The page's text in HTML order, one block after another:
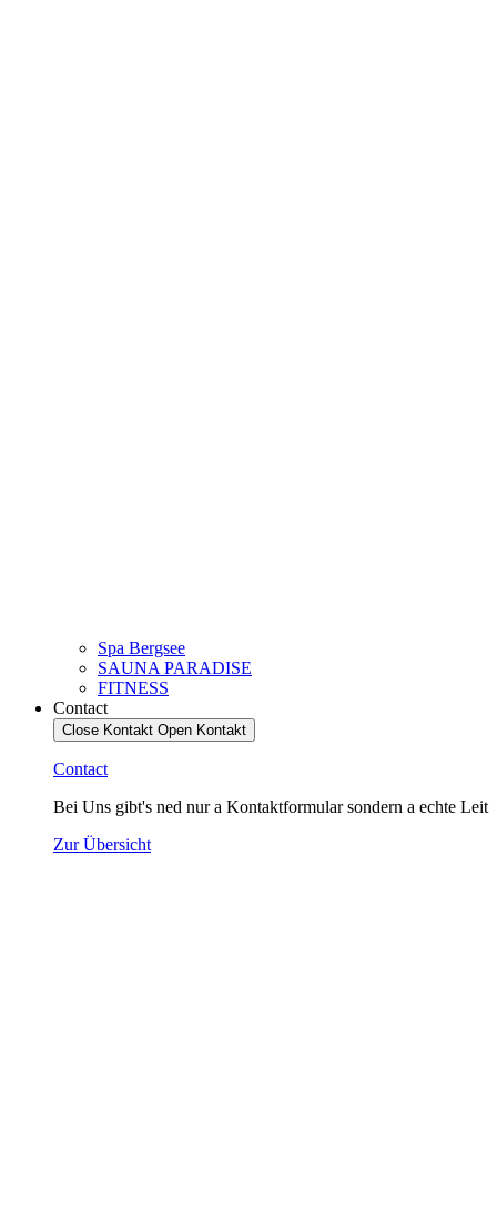
Spa Bergsee
SAUNA PARADISE
FITNESS
Contact
Close Kontakt Open Kontakt
Contact
Bei Uns gibt's ned nur a Kontaktformular sondern a echte Leit
Zur Übersicht